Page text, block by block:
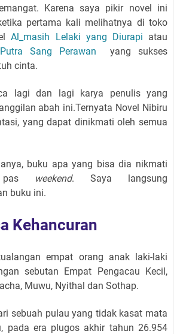
Karena saya pikir novel ini
pertama kali melihatnya di toko
Al_masih Lelaki yang Diurapi atau
Sang Perawan yang sukses
cinta.
lagi dan lagi karya penulis yang
abah ini.Ternyata Novel Nibiru
yang dapat dinikmati oleh semua
buku apa yang bisa dia nikmati
pas weekend. Saya langsung
buku ini.
Kehancuran
empat orang anak laki-laki
sebutan Empat Pengacau Kecil,
Muwu, Nyithal dan Sothap.
sebuah pulau yang tidak kasat mata
pada era plugos akhir tahun 26.954